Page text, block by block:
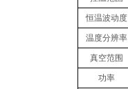
恒温波动度
温度分辨率
真空范围
功率